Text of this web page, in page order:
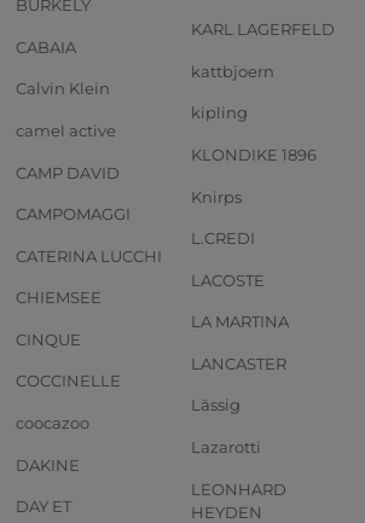
BURKELY
CABAIA
Calvin Klein
camel active
CAMP DAVID
CAMPOMAGGI
CATERINA LUCCHI
CHIEMSEE
CINQUE
COCCINELLE
coocazoo
DAKINE
DAY ET
KARL LAGERFELD
kattbjoern
kipling
KLONDIKE 1896
Knirps
L.CREDI
LACOSTE
LA MARTINA
LANCASTER
Lässig
Lazarotti
LEONHARD
HEYDEN